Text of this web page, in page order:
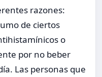
razones:
de ciertos
o
por no beber
Las personas que